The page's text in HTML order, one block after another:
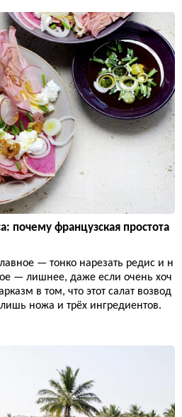
почему французская простота
— тонко нарезать редис и н
— лишнее, даже если очень хоч
в том, что этот салат возвод
лишь ножа и трёх ингредиентов.